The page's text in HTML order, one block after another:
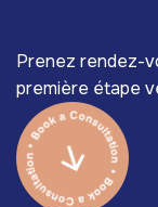
Prenez rendez-
première étape